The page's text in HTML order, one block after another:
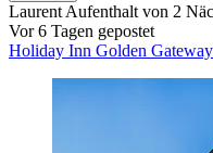
Laurent Aufenthalt von 2
Vor 6 Tagen gepostet
Holiday Inn Golden